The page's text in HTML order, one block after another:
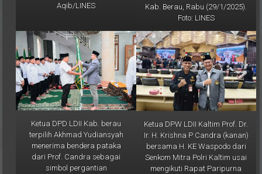
Foto: LINES
Ketua DPD LDII Kab. berau
terpilih Akhmad Yudiansyah
menerima bendera pataka
dari Prof. Candra sebagai
simbol pergantian
kepemimpinan yang baru. Foto:
Ketua DPW LDII Kaltim Prof. Dr.
Ir. H. Krishna P Candra (kanan)
bersama H. KE Waspodo dari
Senkom Mitra Polri Kaltim usai
mengikuti Rapat Paripurna
HUT ke-68 Prov. Kaltim, Rabu